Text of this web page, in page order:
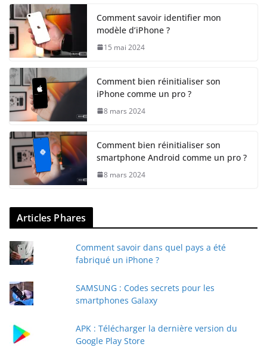
Comment savoir identifier mon
modèle d’iPhone ?
15 mai 2024
Comment bien réinitialiser son
iPhone comme un pro ?
8 mars 2024
Comment bien réinitialiser son
smartphone Android comme un pro ?
8 mars 2024
Articles Phares
Comment savoir dans quel pays a été
fabriqué un iPhone ?
SAMSUNG : Codes secrets pour les
smartphones Galaxy
APK : Télécharger la dernière version du
Google Play Store